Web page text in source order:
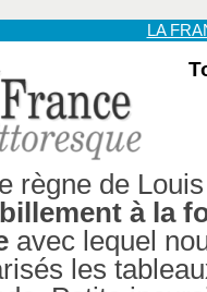
LA
règne de
à la
avec lequel
les